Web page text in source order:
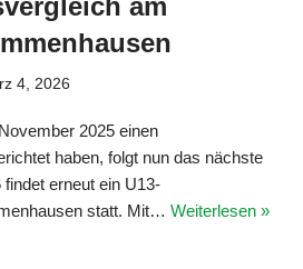
4, 2026
2025 einen
haben, folgt nun das nächste
erneut ein U13-
statt. Mit… Weiterlesen »